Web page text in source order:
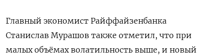
Главный экономист Райффайзенбанка
Станислав Мурашов также отметил, что при
малых объёмах волатильность выше, и новый